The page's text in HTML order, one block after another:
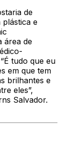
de
plástica e
área de
tudo que eu
em que tem
brilhantes e
eles”,
Salvador.